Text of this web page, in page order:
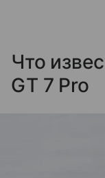
Что
GT 7 Pro